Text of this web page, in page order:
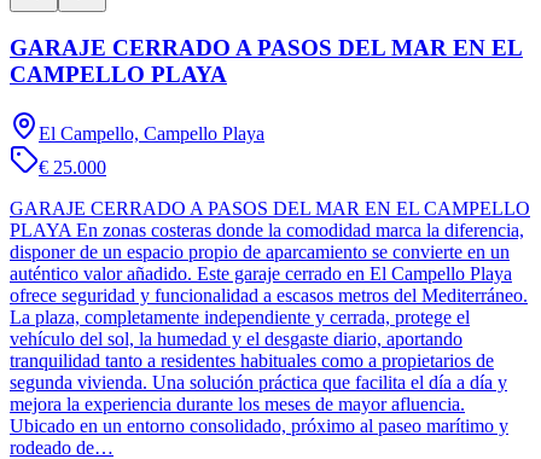
GARAJE CERRADO A PASOS DEL MAR EN EL
CAMPELLO PLAYA
El Campello, Campello Playa
€ 25.000
GARAJE CERRADO A PASOS DEL MAR EN EL CAMPELLO
PLAYA En zonas costeras donde la comodidad marca la diferencia,
disponer de un espacio propio de aparcamiento se convierte en un
auténtico valor añadido. Este garaje cerrado en El Campello Playa
ofrece seguridad y funcionalidad a escasos metros del Mediterráneo.
La plaza, completamente independiente y cerrada, protege el
vehículo del sol, la humedad y el desgaste diario, aportando
tranquilidad tanto a residentes habituales como a propietarios de
segunda vivienda. Una solución práctica que facilita el día a día y
mejora la experiencia durante los meses de mayor afluencia.
Ubicado en un entorno consolidado, próximo al paseo marítimo y
rodeado de…